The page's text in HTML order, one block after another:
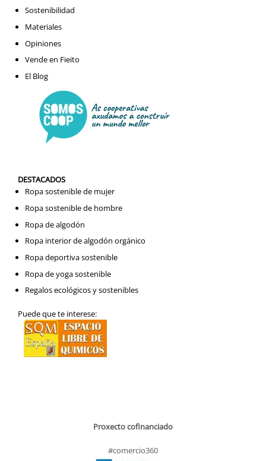
Sostenibilidad
Materiales
Opiniones
Vende en Fieito
El Blog
DESTACADOS
Ropa sostenible de mujer
Ropa sostenible de hombre
Ropa de algodón
Ropa interior de algodón orgánico
Ropa deportiva sostenible
Ropa de yoga sostenible
Regalos ecológicos y sostenibles
Puede que te interese:
Proxecto cofinanciado
#comercio360